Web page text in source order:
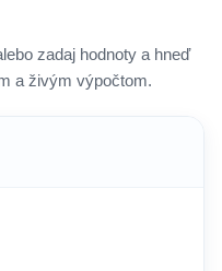
zadaj hodnoty a hneď
a živým výpočtom.